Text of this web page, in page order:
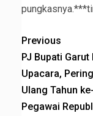
Previous
PJ Bupati Garut
Upacara,
Ulang Tahun
Pegawai